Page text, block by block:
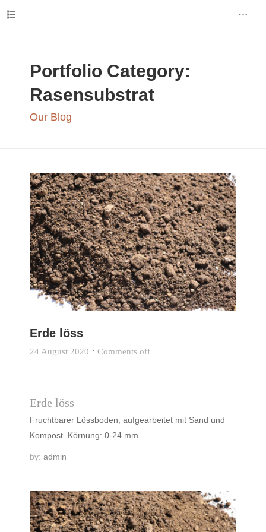
Portfolio Category:
Rasensubstrat
Our Blog
Erde löss
24 August 2020 Comments off
Erde löss
Fruchtbarer Lössboden, aufgearbeitet mit Sand und
Kompost. Körnung: 0-24 mm ...
by: admin